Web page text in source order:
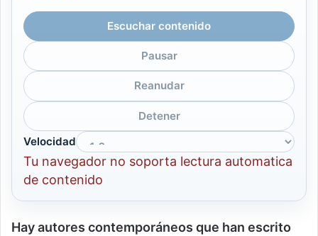
Escuchar contenido
Pausar
Reanudar
Detener
Velocidad
Tu navegador no soporta lectura automatica
de contenido
Hay autores contemporáneos que han escrito